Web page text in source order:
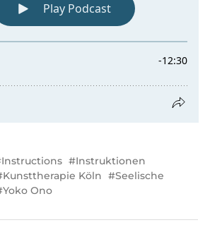
Instructions
Instruktionen
Kunsttherapie Köln
Seelische
Yoko Ono